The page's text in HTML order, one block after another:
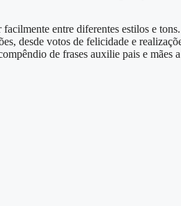
entre diferentes estilos e
desde votos de felicidade e
de frases auxilie pais e mães